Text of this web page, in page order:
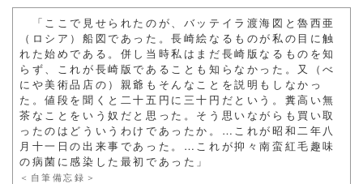
「ここで見せられたのが、バッテイラ渡海図と魯西亜
（ロシア）船図であった。長崎絵なるものが私の目に触
れた始めである。併し当時私はまだ長崎版なるものを知
らず、これが長崎版であることも知らなかった。又（べ
にや美術品店の）親爺もそんなことを説明もしなかっ
た。値段を聞くと二十五円に三十円だという。糞高い無
茶なことをいう奴だと思った。そう思いながらも買い取
ったのはどういうわけであったか。…これが昭和二年八
月十一日の出来事であった。…これが抑々南蛮紅毛趣味
の病菌に感染した最初であった」
＜自筆備忘録＞